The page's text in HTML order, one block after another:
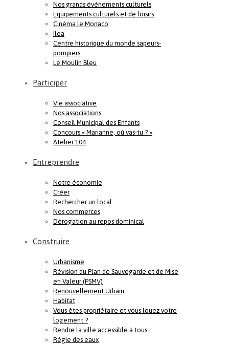
Nos grands événements culturels
Equipements culturels et de loisirs
Cinéma le Monaco
Iloa
Centre historique du monde sapeurs-
pompiers
Le Moulin Bleu
Participer
Vie associative
Nos associations
Conseil Municipal des Enfants
Concours « Marianne, où vas-tu ? »
Atelier 104
Entreprendre
Notre économie
Créer
Rechercher un local
Nos commerces
Dérogation au repos dominical
Construire
Urbanisme
Révision du Plan de Sauvegarde et de Mise
en Valeur (PSMV)
Renouvellement Urbain
Habitat
Vous êtes propriétaire et vous louez votre
logement ?
Rendre la ville accessible à tous
Régie des eaux